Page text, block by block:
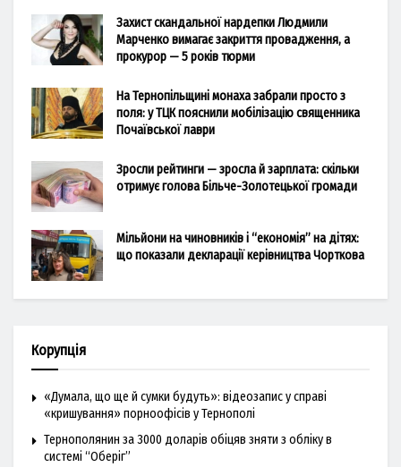
Захист скандальної нардепки Людмили
Марченко вимагає закриття провадження, а
прокурор — 5 років тюрми
На Тернопільщині монаха забрали просто з
поля: у ТЦК пояснили мобілізацію священника
Почаївської лаври
Зросли рейтинги — зросла й зарплата: скільки
отримує голова Більче-Золотецької громади
Мільйони на чиновників і “економія” на дітях:
що показали декларації керівництва Чорткова
Корупція
«Думала, що ще й сумки будуть»: відеозапис у справі
«кришування» порноофісів у Тернополі
Тернополянин за 3000 доларів обіцяв зняти з обліку в
системі “Оберіг”